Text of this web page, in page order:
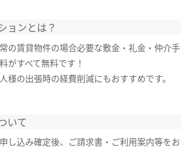
ョンとは？
の賃貸物件の場合必要な敷金・礼金・仲介手
がすべて無料です！
様の出張時の経費削減にもおすすめです。
いて
し込み確定後、ご請求書・ご利用案内等をお